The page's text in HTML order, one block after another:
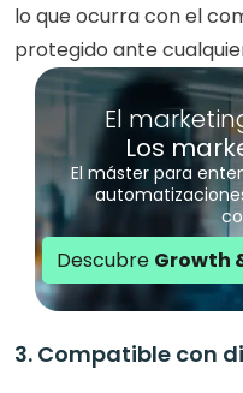
lo que ocurra con el
protegido ante
El
Los
El máster para
Descubre Growth
3. Compatible con